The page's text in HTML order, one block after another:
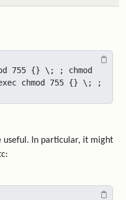
755 {} \; ; chmod
chmod 755 {} \; ;
useful. In particular, it might